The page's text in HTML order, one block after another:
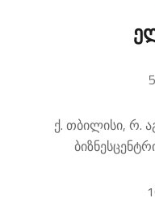
ქ. თბილისი, რ.